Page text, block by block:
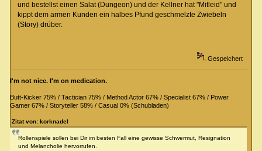
und bestellst einen Salat (Dungeon) und der Kellner hat "Mitleid" und
kippt dem armen Kunden ein halbes Pfund geschmelzte Zwiebeln
(Story) drüber.
Gespeichert
I'm not nice. I'm on medication.
Butt-Kicker 75% / Tactician 75% / Method Actor 67% / Specialist 67% / Power
Gamer 67% / Storyteller 58% / Casual 0% (Schubladen)
Zitat von: korknadel
Rollenspiele sollen bei Dir im besten Fall eine gewisse Schwermut, Resignation
und Melancholie hervorrufen.